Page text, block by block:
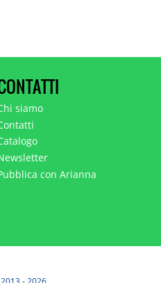
siamo
con Arianna